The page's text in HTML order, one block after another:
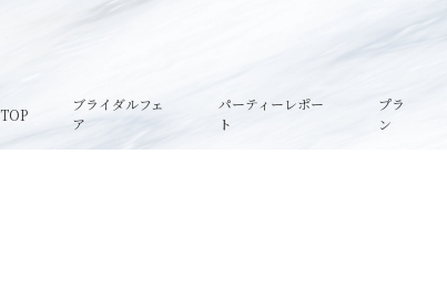
TOP
ブライダルフェ
ア
パーティーレポー
ト
プラ
ン